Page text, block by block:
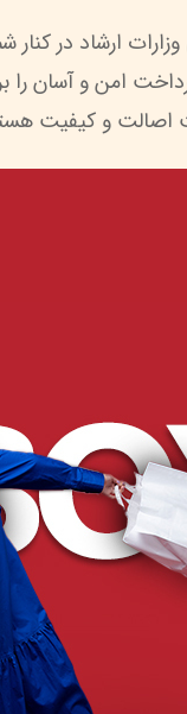
اصالت و کیفیت